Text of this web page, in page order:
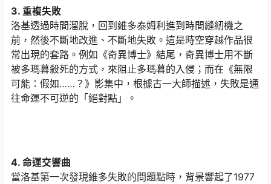
3. 重複失敗
洛基透過時間溜脫，回到維多泰姆利進到時間縫紉機之
前，然後不斷地改進、不斷地失敗。這是時空穿越作品很
常出現的套路。例如《奇異博士》結尾，奇異博士用不斷
被多瑪暮殺死的方式，來阻止多瑪暮的入侵；而在《無限
可能：假如……？》影集中，根據古一大師描述，失敗是通
往命運不可逆的「絕對點」。
4. 命運交響曲
當洛基第一次發現維多失敗的問題點時，背景響起了1977